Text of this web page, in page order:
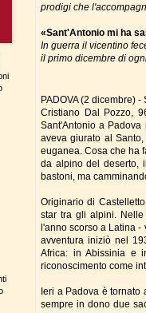
prodigi che
«Sant'Antonio mi ha
In guerra il vicentino
il primo dicembre di
PADOVA (2 dicembre)
Cristiano Dal Pozzo,
Sant'Antonio a Padova
aveva giurato al
euganea. Cosa che ha
da alpino del deserto,
bastoni, ma
Originario di
star tra gli alpini.
l'anno scorso a Latina -
avventura iniziò nel
Africa: in Abissinia e
riconoscimento come
Ieri a Padova è tornato
sempre in dono due